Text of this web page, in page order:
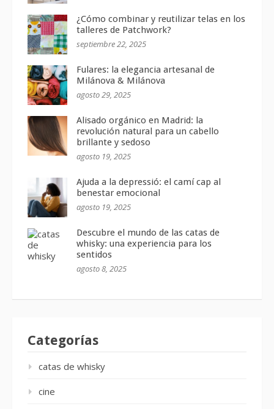
¿Cómo combinar y reutilizar telas en los
talleres de Patchwork?
septiembre 22, 2025
Fulares: la elegancia artesanal de
Milánova & Milánova
agosto 29, 2025
Alisado orgánico en Madrid: la
revolución natural para un cabello
brillante y sedoso
agosto 19, 2025
Ajuda a la depressió: el camí cap al
benestar emocional
agosto 19, 2025
Descubre el mundo de las catas de
whisky: una experiencia para los
sentidos
agosto 8, 2025
Categorías
catas de whisky
cine